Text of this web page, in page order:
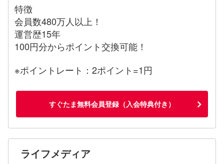
特徴
会員数480万人以上！
運営歴15年
100円分からポイント交換可能！
※ポイントレート：2ポイント=1円
すぐたま無料会員登録（入会特典付き）
ライフメディア